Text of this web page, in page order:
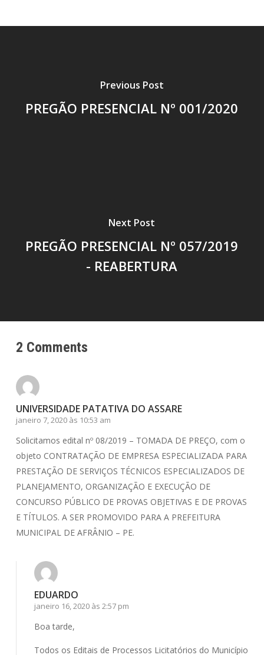
Previous Post
PREGÃO PRESENCIAL Nº 001/2020
Next Post
PREGÃO PRESENCIAL Nº 057/2019
- REABERTURA
2 Comments
UNIVERSIDADE PATATIVA DO ASSARE
janeiro 7, 2020 às 10:53 am
Solicitamos edital nº 08/2019 – TOMADA DE PREÇO, com o
objeto CONTRATAÇÃO DE EMPRESA ESPECIALIZADA PARA
PRESTAÇÃO DE SERVIÇOS TÉCNICOS ESPECIALIZADOS DE
PLANEJAMENTO, ORGANIZAÇÃO E EXECUÇÃO DE
CONCURSO PÚBLICO DE PROVAS OBJETIVAS E DE PROVAS
E TÍTULOS. A SER PROMOVIDO PARA A PREFEITURA
MUNICIPAL DE AFRÂNIO – PE.
EDUARDO
janeiro 16, 2020 às 2:57 pm
Boa tarde,
Todos os Editais de Processos Licitatórios do Município